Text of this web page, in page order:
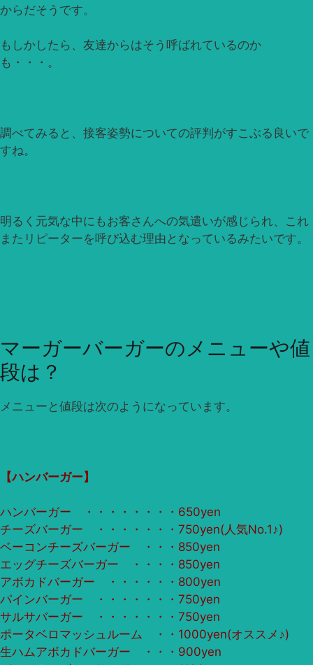
からだそうです。
もしかしたら、友達からはそう呼ばれているのか
も・・・。
調べてみると、接客姿勢についての評判がすこぶる良いで
すね。
明るく元気な中にもお客さんへの気遣いが感じられ、これ
またリピーターを呼び込む理由となっているみたいです。
マーガーバーガーのメニューや値
段は？
メニューと値段は次のようになっています。
【ハンバーガー】
ハンバーガー ・・・・・・・・650yen
チーズバーガー ・・・・・・・750yen(人気No.1♪)
ベーコンチーズバーガー ・・・850yen
エッグチーズバーガー ・・・・850yen
アボカドバーガー ・・・・・・800yen
パインバーガー ・・・・・・・750yen
サルサバーガー ・・・・・・・750yen
ポータベロマッシュルーム ・・1000yen(オススメ♪)
生ハムアボカドバーガー ・・・900yen